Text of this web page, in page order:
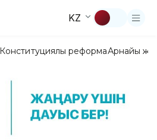
KZ
Конституциялық реформаАрнайы